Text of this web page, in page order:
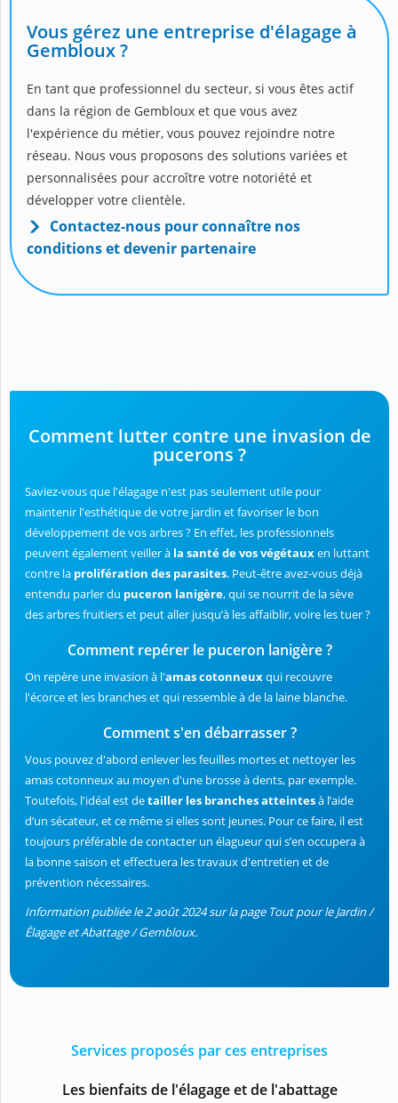
Vous gérez une entreprise d'élagage à
Gembloux ?
En tant que professionnel du secteur, si vous êtes actif
dans la région de Gembloux et que vous avez
l'expérience du métier, vous pouvez rejoindre notre
réseau. Nous vous proposons des solutions variées et
personnalisées pour accroître votre notoriété et
développer votre clientèle.
Contactez-nous pour connaître nos
conditions et devenir partenaire
Comment lutter contre une invasion de
pucerons ?
Saviez-vous que l'élagage n'est pas seulement utile pour
maintenir l'esthétique de votre jardin et favoriser le bon
développement de vos arbres ? En effet, les professionnels
peuvent également veiller à la santé de vos végétaux en luttant
contre la prolifération des parasites. Peut-être avez-vous déjà
entendu parler du puceron lanigère, qui se nourrit de la sève
des arbres fruitiers et peut aller jusqu’à les affaiblir, voire les tuer ?
Comment repérer le puceron lanigère ?
On repère une invasion à l'amas cotonneux qui recouvre
l'écorce et les branches et qui ressemble à de la laine blanche.
Comment s'en débarrasser ?
Vous pouvez d'abord enlever les feuilles mortes et nettoyer les
amas cotonneux au moyen d'une brosse à dents, par exemple.
Toutefois, l'idéal est detailler les branches atteintesà l’aide
d’un sécateur, et ce même si elles sont jeunes. Pour ce faire, il est
toujours préférable de contacter un élagueur qui s’en occupera à
la bonne saison et effectuera les travaux d'entretien et de
prévention nécessaires.
Information publiée le 2 août 2024 sur la page Tout pour le Jardin /
Élagage et Abattage / Gembloux.
Services proposés par ces entreprises
Les bienfaits de l'élagage et de l'abattage